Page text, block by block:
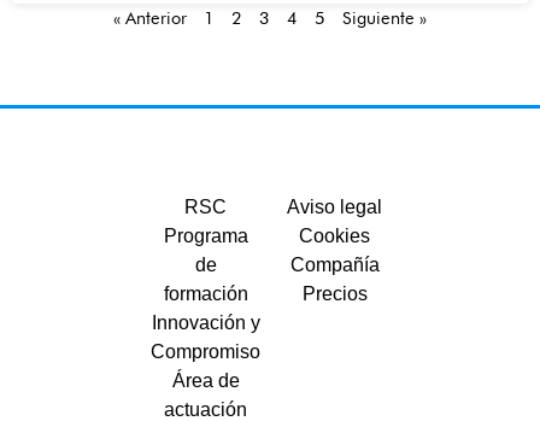
« Anterior 1 2 3 4 5 Siguiente »
RSC
Programa
de
formación
Innovación y
Compromiso
Área de
actuación
Aviso legal
Cookies
Compañía
Precios